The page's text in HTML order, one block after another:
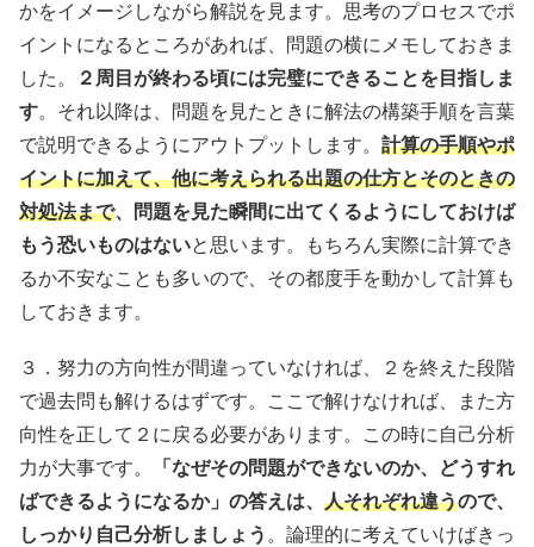
かをイメージしながら解説を見ます。思考のプロセスでポ
イントになるところがあれば、問題の横にメモしておきま
した。
２周目が終わる頃には完璧にできることを目指しま
す。それ以降は、問題を見たときに解法の構築手順を言葉
で説明できるようにアウトプットします。 計算の手順やポ
イントに加えて、他に考えられる出題の仕方とそのときの
対処法まで、問題を見た瞬間に出てくるようにしておけば
もう恐いものはないと思います。もちろん実際に計算でき
るか不安なことも多いので、その都度手を動かして計算も
しておきます。
３．努力の方向性が間違っていなければ、２を終えた段階
で過去問も解けるはずです。ここで解けなければ、また方
向性を正して２に戻る必要があります。この時に自己分析
力が大事です。
「なぜその問題ができないのか、どうすれ
ばできるようになるか」の答えは、 人それぞれ違うので、
しっかり自己分析しましょう 。論理的に考えていけばきっ